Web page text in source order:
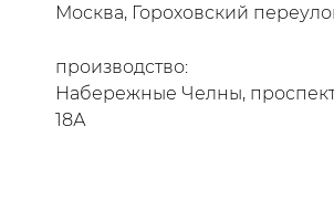
Москва, Гороховский
производство:
Набережные Челны, проспект
18А